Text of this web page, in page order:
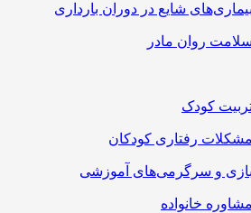
بیماری‌های شایع در دوران بارداری
سلامت روان مادر
کودک
مشکلات رفتاری کودکان
بازی و سرگرمی‌های آموزشی
مشاوره خانواده